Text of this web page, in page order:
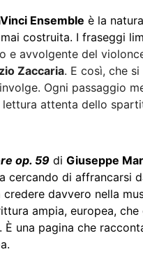
Ensemble è la
costruita. I fraseggi
e avvolgente del
Zaccaria. E così, che
Ogni passaggio
attenta dello
op. 59 di Giuseppe
cercando di affrancarsi
davvero nella
ampia, europea,
È una pagina che